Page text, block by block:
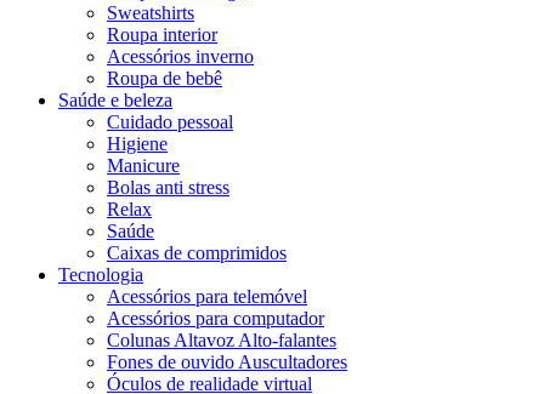
Sweatshirts
Roupa interior
Acessórios inverno
Roupa de bebê
Saúde e beleza
Cuidado pessoal
Higiene
Manicure
Bolas anti stress
Relax
Saúde
Caixas de comprimidos
Tecnologia
Acessórios para telemóvel
Acessórios para computador
Colunas Altavoz Alto-falantes
Fones de ouvido Auscultadores
Óculos de realidade virtual